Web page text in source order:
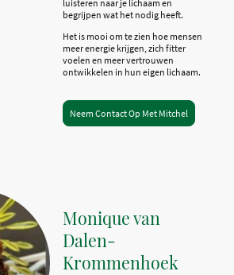
luisteren naar je lichaam en
begrijpen wat het nodig heeft.
Het is mooi om te zien hoe mensen
meer energie krijgen, zich fitter
voelen en meer vertrouwen
ontwikkelen in hun eigen lichaam.
Neem Contact Op Met Mitchel
Monique van
Dalen-
Krommenhoek